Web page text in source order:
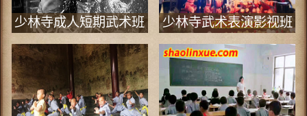
少林寺成人短期武术班 少林寺武术表演影视班